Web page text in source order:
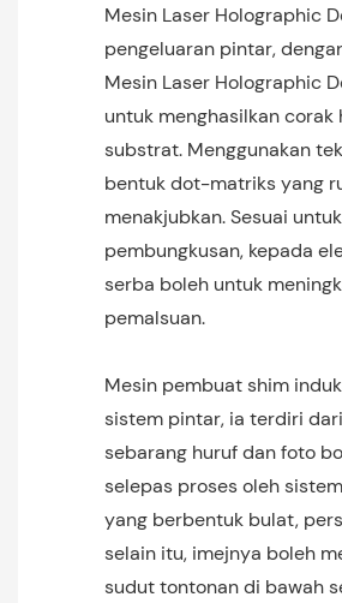
Mesin Laser Holographic
pengeluaran pintar,
Mesin Laser Holographic
untuk menghasilkan
substrat. Menggunakan
bentuk dot-matriks yang
menakjubkan. Sesuai
pembungkusan, kepada
serba boleh untuk
pemalsuan.
Mesin pembuat shim
sistem pintar, ia terdiri
sebarang huruf dan foto
selepas proses oleh
yang berbentuk bulat,
selain itu, imejnya boleh
sudut tontonan di bawah